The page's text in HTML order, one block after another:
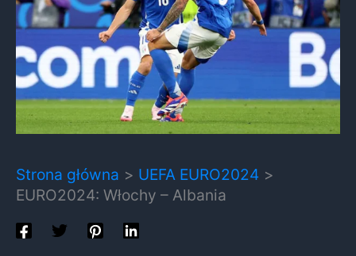
Strona główna
UEFA EURO2024
EURO2024: Włochy – Albania